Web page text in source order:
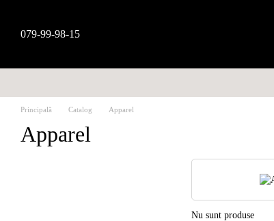
079-99-98-15
Principală Catalog Apparel
Apparel
Nu sunt produse